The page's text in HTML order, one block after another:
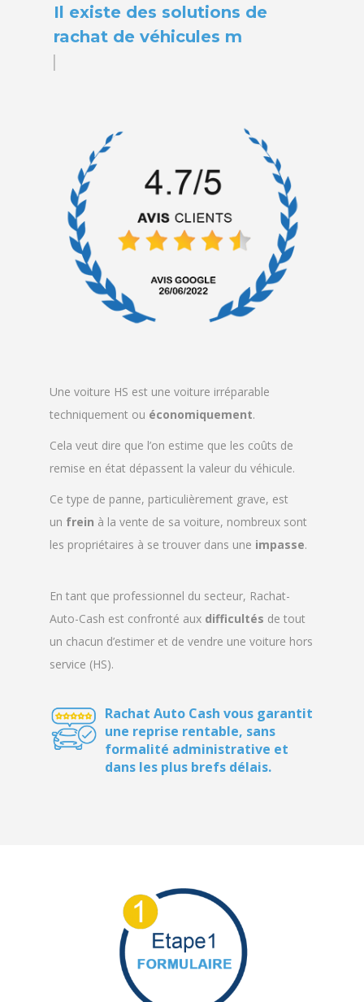
Il existe des sol |
Cela veut dire que l’on estime que les coûts de
remise en état dépassent la valeur du véhicule.
Ce type de panne, particulièrement grave, est
unfreinà la vente de sa voiture, nombreux sont
les propriétaires à se trouver dans uneimpasse
En tant que professionnel du secteur, Rachat-
un chacun d’estimer et de vendre une voiture hors
service (HS).
Rachat Auto Cash vous garantit
dans les plus brefs délais.